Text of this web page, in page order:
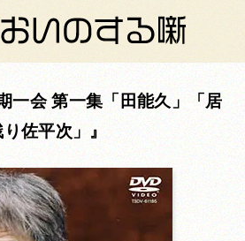
一会 第一集「田能久」「居
佐平次」